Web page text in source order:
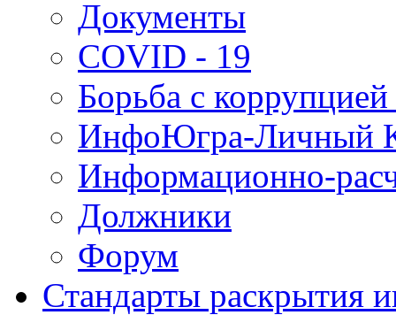
Документы
COVID - 19
Борьба с
ИнфоЮгра-Личный
Информационно-
Должники
Форум
Стандарты раскрытия